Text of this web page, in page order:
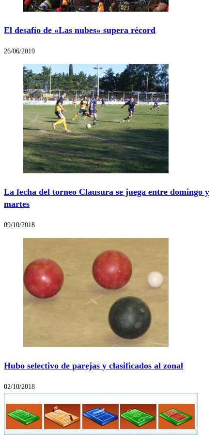
El desafío de «Las nubes» supera récord
26/06/2019
La fecha del torneo Clausura se juega entre domingo y
martes
09/10/2018
Hubo selectivo de parejas y clasificados al zonal
02/10/2018